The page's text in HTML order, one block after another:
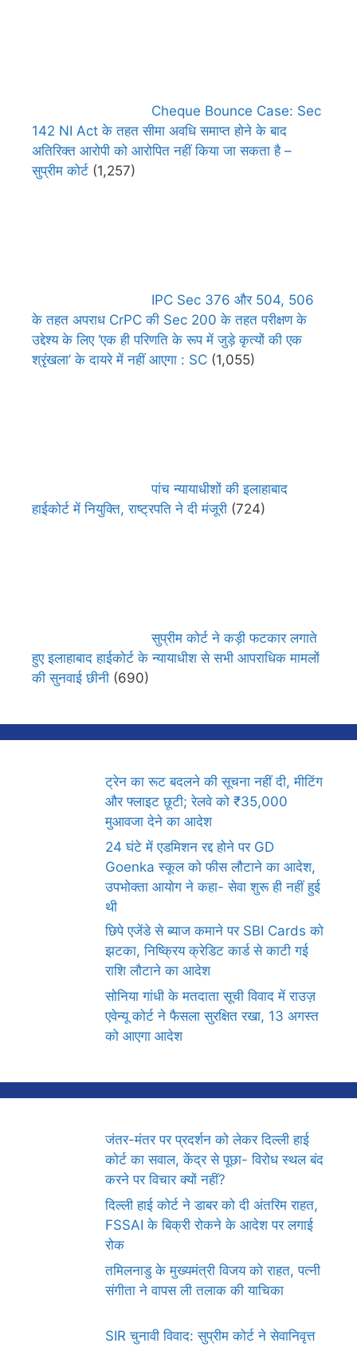
Cheque Bounce Case: Sec
142 NI Act के तहत सीमा अवधि समाप्त होने के बाद
अतिरिक्त आरोपी को आरोपित नहीं किया जा सकता है –
सुप्रीम कोर्ट (1,257)
IPC Sec 376 और 504, 506
के तहत अपराध CrPC की Sec 200 के तहत परीक्षण के
उद्देश्य के लिए ‘एक ही परिणति के रूप में जुड़े कृत्यों की एक
श्रृंखला’ के दायरे में नहीं आएगा : SC (1,055)
पांच न्यायाधीशों की इलाहाबाद
हाईकोर्ट में नियुक्ति, राष्ट्रपति ने दी मंजूरी (724)
सुप्रीम कोर्ट ने कड़ी फटकार लगाते
हुए इलाहाबाद हाईकोर्ट के न्यायाधीश से सभी आपराधिक मामलों
की सुनवाई छीनी (690)
ट्रेन का रूट बदलने की सूचना नहीं दी, मीटिंग
और फ्लाइट छूटी; रेलवे को ₹35,000
मुआवजा देने का आदेश
24 घंटे में एडमिशन रद्द होने पर GD
Goenka स्कूल को फीस लौटाने का आदेश,
उपभोक्ता आयोग ने कहा- सेवा शुरू ही नहीं हुई
थी
छिपे एजेंडे से ब्याज कमाने पर SBI Cards को
झटका, निष्क्रिय क्रेडिट कार्ड से काटी गई
राशि लौटाने का आदेश
सोनिया गांधी के मतदाता सूची विवाद में राउज़
एवेन्यू कोर्ट ने फैसला सुरक्षित रखा, 13 अगस्त
को आएगा आदेश
जंतर-मंतर पर प्रदर्शन को लेकर दिल्ली हाई
कोर्ट का सवाल, केंद्र से पूछा- विरोध स्थल बंद
करने पर विचार क्यों नहीं?
दिल्ली हाई कोर्ट ने डाबर को दी अंतरिम राहत,
FSSAI के बिक्री रोकने के आदेश पर लगाई
रोक
तमिलनाडु के मुख्यमंत्री विजय को राहत, पत्नी
संगीता ने वापस ली तलाक की याचिका
SIR चुनावी विवाद: सुप्रीम कोर्ट ने सेवानिवृत्त